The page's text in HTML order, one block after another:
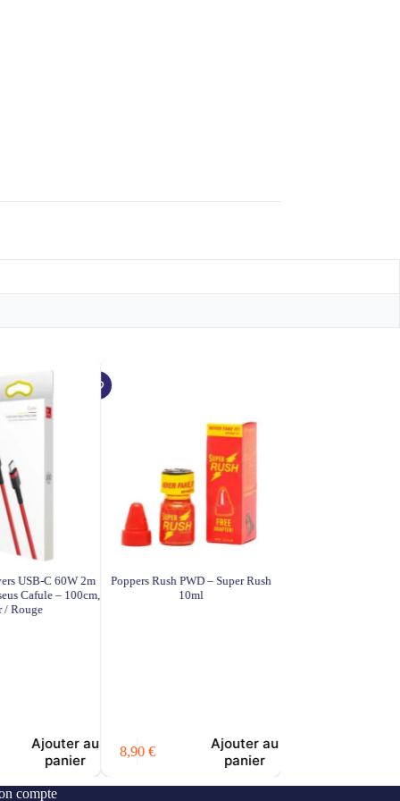
USB-C 60W 2m
Cafule – 100cm,
Rouge
Ajouter au
panier
Poppers Rush PWD – Super Rush
10ml
8,90 €
Ajouter au
panier
compte